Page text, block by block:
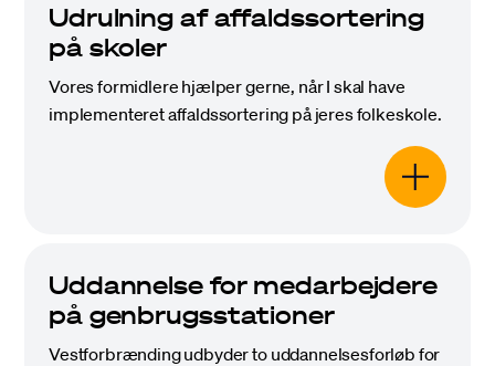
Udrulning af affaldssortering
på skoler
Vores formidlere hjælper gerne, når I skal have
implementeret affaldssortering på jeres folkeskole.
Uddannelse for medarbejdere
på genbrugsstationer
Vestforbrænding udbyder to uddannelsesforløb for